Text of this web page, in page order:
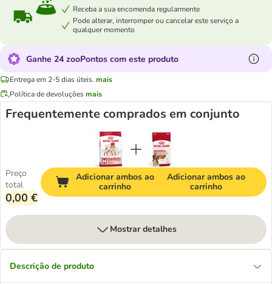
Receba a sua encomenda regularmente
Pode alterar, interromper ou cancelar este serviço a
qualquer momento
Ganhe 24 zooPontos com este produto
Entrega em 2-5 dias úteis. mais
Política de devoluçõesmais
Frequentemente comprados em conjunto
Preço
total
0,00 €
Adicionar ambos ao
carrinho
Adicionar ambos ao
carrinho
Mostrar detalhes
Descrição de produto